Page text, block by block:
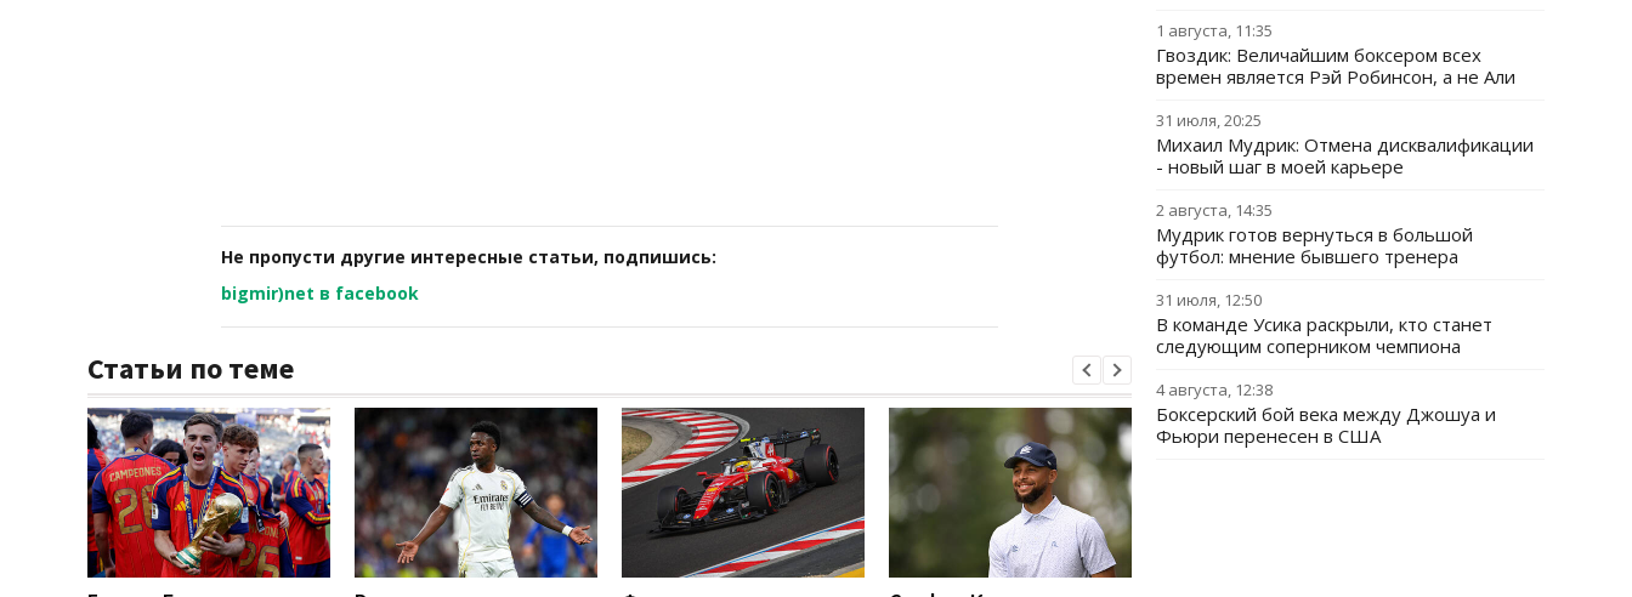
Не пропусти другие интересные статьи, подпишись:
bigmir)net в facebook
Статьи по теме
1 августа, 11:35
Гвоздик: Величайшим боксером всех
времен является Рэй Робинсон, а не Али
31 июля, 20:25
Михаил Мудрик: Отмена дисквалификации
- новый шаг в моей карьере
2 августа, 14:35
Мудрик готов вернуться в большой
футбол: мнение бывшего тренера
31 июля, 12:50
В команде Усика раскрыли, кто станет
следующим соперником чемпиона
4 августа, 12:38
Боксерский бой века между Джошуа и
Фьюри перенесен в США